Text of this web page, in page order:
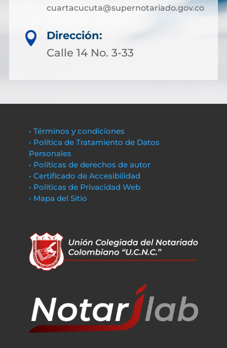
cuartacucuta@supernotariado.gov.co

Dirección:
Calle 14 No. 3-33
• Términos y condiciones
• Política de Tratamiento de Datos
Personales
• Políticas de derechos de autor
• Certificado de Accesibilidad
• Políticas de Privacidad Web
• Mapa del Sitio